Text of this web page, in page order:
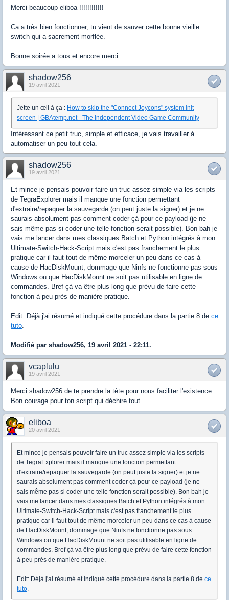
Merci beaucoup eliboa !!!!!!!!!!!!
Ca a très bien fonctionner, tu vient de sauver cette bonne vieille
switch qui a sacrement morflée.
Bonne soirée a tous et encore merci.
shadow256
19 avril 2021
Jette un œil à ça : How to skip the "Connect Joycons" system init
screen | GBAtemp.net - The Independent Video Game Community
Intéressant ce petit truc, simple et efficace, je vais travailler à
automatiser un peu tout cela.
shadow256
19 avril 2021
Et mince je pensais pouvoir faire un truc assez simple via les scripts
de TegraExplorer mais il manque une fonction permettant
d'extraire/repaquer la sauvegarde (on peut juste la signer) et je ne
saurais absolument pas comment coder çà pour ce payload (je ne
sais même pas si coder une telle fonction serait possible). Bon bah je
vais me lancer dans mes classiques Batch et Python intégrés à mon
Ultimate-Switch-Hack-Script mais c'est pas franchement le plus
pratique car il faut tout de même morceler un peu dans ce cas à
cause de HacDiskMount, dommage que Ninfs ne fonctionne pas sous
Windows ou que HacDiskMount ne soit pas utilisable en ligne de
commandes. Bref çà va être plus long que prévu de faire cette
fonction à peu près de manière pratique.
Edit: Déjà j'ai résumé et indiqué cette procédure dans la partie 8 de ce
tuto.
Modifié par shadow256, 19 avril 2021 - 22:11.
vcaplulu
19 avril 2021
Merci shadow256 de te prendre la tète pour nous faciliter l'existence.
Bon courage pour ton script qui déchire tout.
eliboa
20 avril 2021
Et mince je pensais pouvoir faire un truc assez simple via les scripts
de TegraExplorer mais il manque une fonction permettant
d'extraire/repaquer la sauvegarde (on peut juste la signer) et je ne
saurais absolument pas comment coder çà pour ce payload (je ne
sais même pas si coder une telle fonction serait possible). Bon bah je
vais me lancer dans mes classiques Batch et Python intégrés à mon
Ultimate-Switch-Hack-Script mais c'est pas franchement le plus
pratique car il faut tout de même morceler un peu dans ce cas à cause
de HacDiskMount, dommage que Ninfs ne fonctionne pas sous
Windows ou que HacDiskMount ne soit pas utilisable en ligne de
commandes. Bref çà va être plus long que prévu de faire cette fonction
à peu près de manière pratique.
Edit: Déjà j'ai résumé et indiqué cette procédure dans la partie 8 de ce
tuto.